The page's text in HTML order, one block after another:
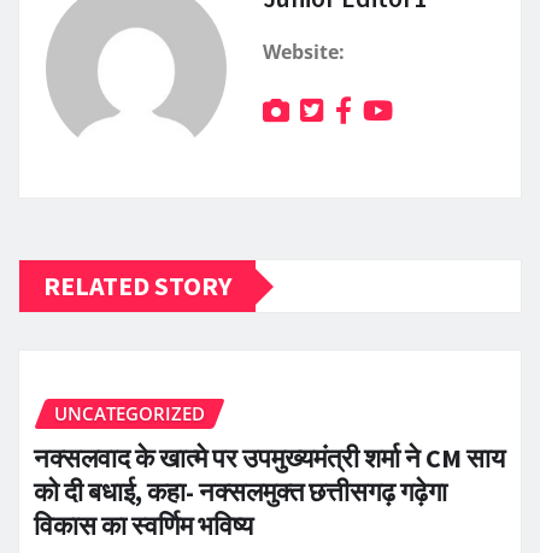
Website:
RELATED STORY
UNCATEGORIZED
नक्सलवाद के खात्मे पर उपमुख्यमंत्री शर्मा ने CM साय
को दी बधाई, कहा- नक्सलमुक्त छत्तीसगढ़ गढ़ेगा
विकास का स्वर्णिम भविष्य